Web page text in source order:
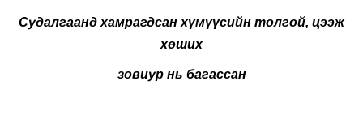
Судалгаанд хамрагдсан хүмүүсийн толгой, цээж
хөших
зовиур нь багассан